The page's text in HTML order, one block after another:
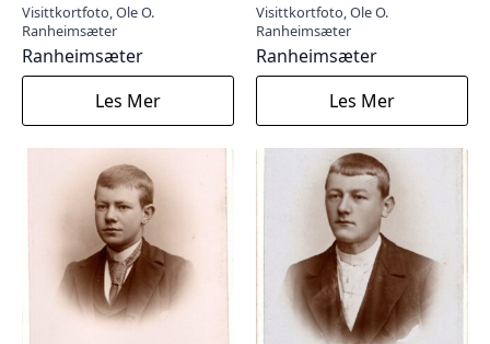
Visittkortfoto, Ole O.
Ranheimsæter
Ranheimsæter
Les Mer
Visittkortfoto, Ole O.
Ranheimsæter
Ranheimsæter
Les Mer